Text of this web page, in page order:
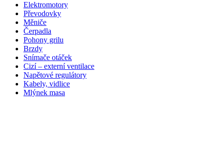
Elektromotory
Převodovky
Měniče
Čerpadla
Pohony grilu
Brzdy
Snímače otáček
Cizí – externí ventilace
Napětové regulátory
Kabely, vidlice
Mlýnek masa